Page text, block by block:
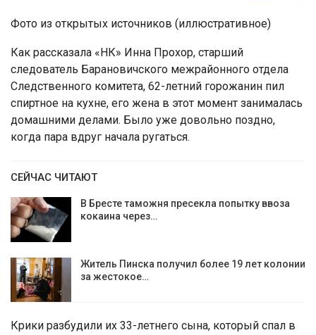
Фото из открытых источников (иллюстративное)
Как рассказала «НК» Инна Прохор, старший
следователь Барановичского межрайонного отдела
Следственного комитета, 62-летний горожанин пил
спиртное на кухне, его жена в этот момент занималась
домашними делами. Было уже довольно поздно,
когда пара вдруг начала ругаться.
СЕЙЧАС ЧИТАЮТ
В Бресте таможня пресекла попытку ввоза
кокаина через…
Житель Пинска получил более 19 лет колонии
за жестокое…
Крики разбудили их 33-летнего сына, который спал в